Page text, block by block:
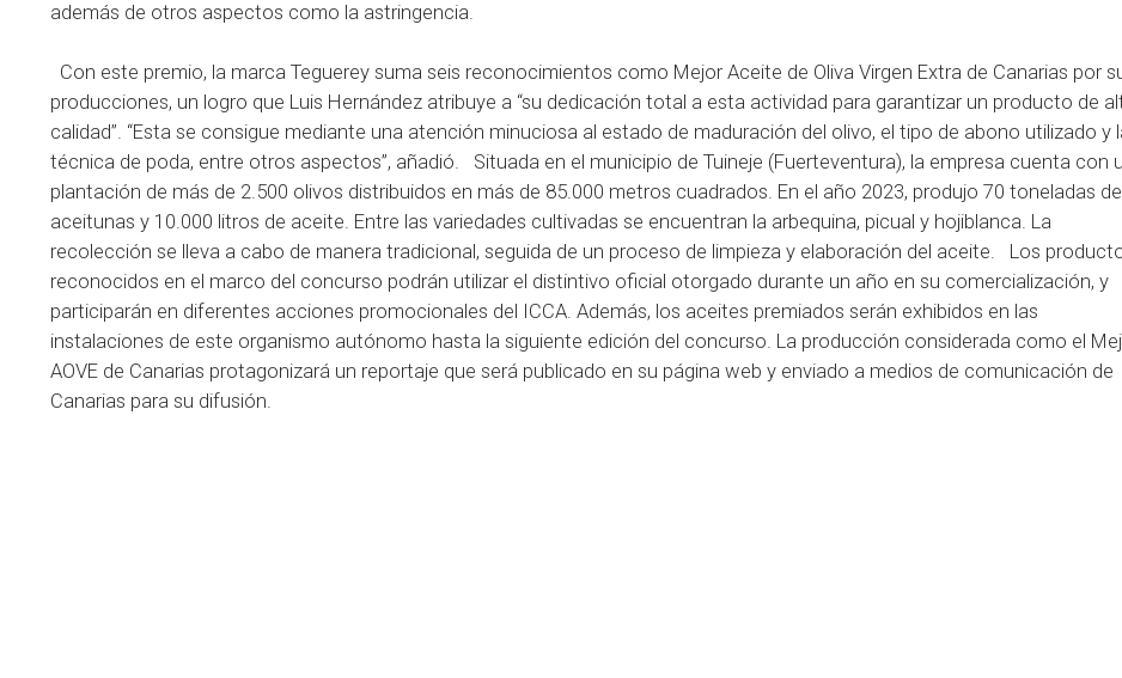
además de otros aspectos como la astringencia.
Con este premio, la marca Teguerey suma seis reconocimientos como Mejor Aceite de Oliva Virgen Extra de Canarias por
producciones, un logro que Luis Hernández atribuye a “su dedicación total a esta actividad para garantizar un producto de
calidad”. “Esta se consigue mediante una atención minuciosa al estado de maduración del olivo, el tipo de abono utilizado y
técnica de poda, entre otros aspectos”, añadió. Situada en el municipio de Tuineje (Fuerteventura), la empresa cuenta con
plantación de más de 2.500 olivos distribuidos en más de 85.000 metros cuadrados. En el año 2023, produjo 70 toneladas de
aceitunas y 10.000 litros de aceite. Entre las variedades cultivadas se encuentran la arbequina, picual y hojiblanca. La
recolección se lleva a cabo de manera tradicional, seguida de un proceso de limpieza y elaboración del aceite. Los
reconocidos en el marco del concurso podrán utilizar el distintivo oficial otorgado durante un año en su comercialización, y
participarán en diferentes acciones promocionales del ICCA. Además, los aceites premiados serán exhibidos en las
instalaciones de este organismo autónomo hasta la siguiente edición del concurso. La producción considerada como el
AOVE de Canarias protagonizará un reportaje que será publicado en su página web y enviado a medios de comunicación de
Canarias para su difusión.